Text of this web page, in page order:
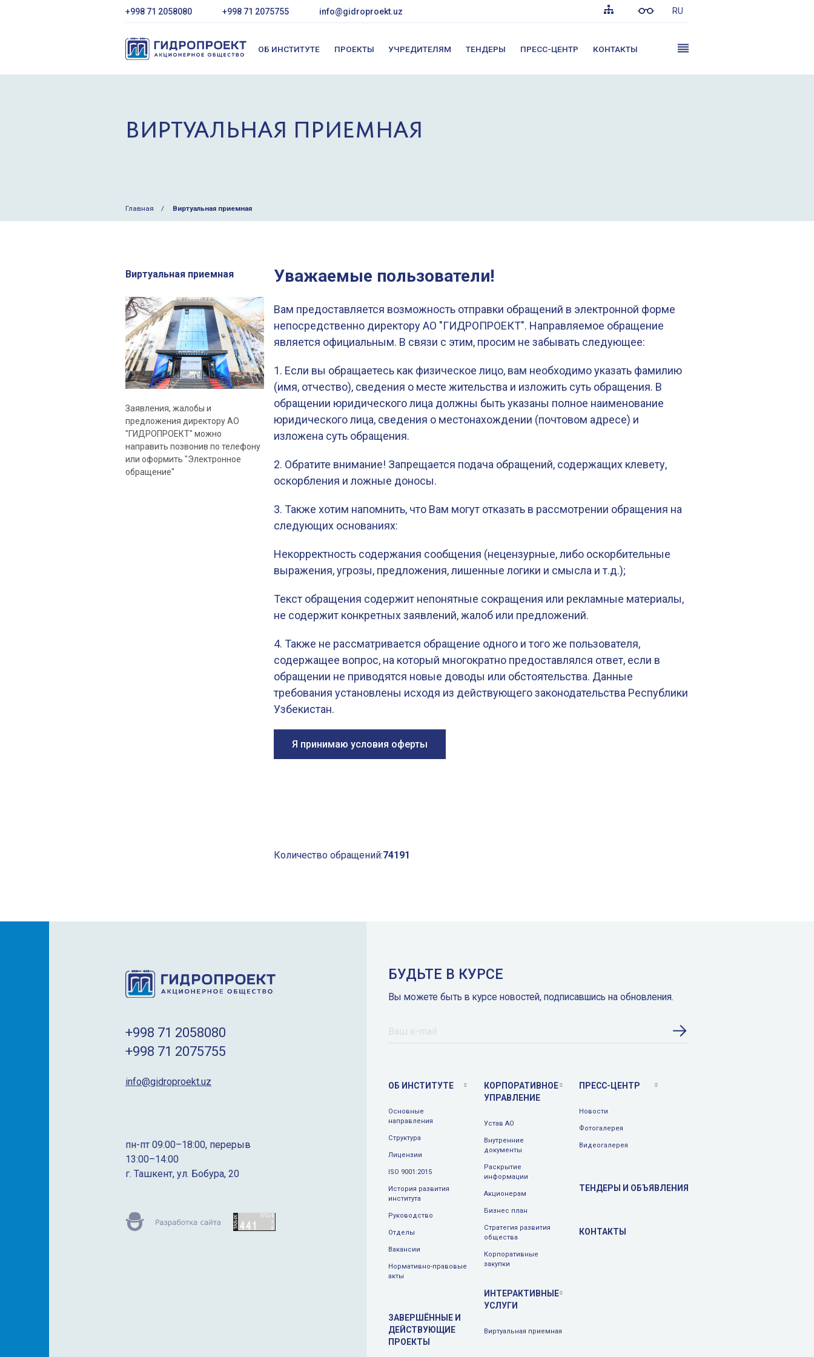
+998 71 2058080 +998 71 2075755 info@gidroproekt.uz RU
ОБ ИНСТИТУТЕ ПРОЕКТЫ УЧРЕДИТЕЛЯМ ТЕНДЕРЫ ПРЕСС-ЦЕНТР КОНТАКТЫ
ВИРТУАЛЬНАЯ ПРИЕМНАЯ
Главная Виртуальная приемная
Виртуальная приемная
Заявления, жалобы и
предложения директору АО
"ГИДРОПРОЕКТ" можно
направить позвонив по телефону
или оформить "Электронное
обращение"
Уважаемые пользователи!
Вам предоставляется возможность отправки обращений в электронной форме
непосредственно директору АО "ГИДРОПРОЕКТ". Направляемое обращение
является официальным. В связи с этим, просим не забывать следующее:
1. Если вы обращаетесь как физическое лицо, вам необходимо указать фамилию
(имя, отчество), сведения о месте жительства и изложить суть обращения. В
обращении юридического лица должны быть указаны полное наименование
юридического лица, сведения о местонахождении (почтовом адресе) и
изложена суть обращения.
2. Обратите внимание! Запрещается подача обращений, содержащих клевету,
оскорбления и ложные доносы.
3. Также хотим напомнить, что Вам могут отказать в рассмотрении обращения на
следующих основаниях:
Некорректность содержания сообщения (нецензурные, либо оскорбительные
выражения, угрозы, предложения, лишенные логики и смысла и т.д.);
Текст обращения содержит непонятные сокращения или рекламные материалы,
не содержит конкретных заявлений, жалоб или предложений.
4. Также не рассматривается обращение одного и того же пользователя,
содержащее вопрос, на который многократно предоставлялся ответ, если в
обращении не приводятся новые доводы или обстоятельства. Данные
требования установлены исходя из действующего законодательства Республики
Узбекистан.
Я принимаю условия оферты
Количество обращений:74191
+998 71 2058080
+998 71 2075755
info@gidroproekt.uz
пн-пт 09:00–18:00, перерыв
13:00–14:00
г. Ташкент, ул. Бобура, 20
БУДЬТЕ В КУРСЕ
Вы можете быть в курсе новостей, подписавшись на обновления.
ОБ ИНСТИТУТЕ
Основные
направления
Структура
Лицензии
ISO 9001:2015
История развития
института
Руководство
Отделы
Вакансии
Нормативно-правовые
акты
ЗАВЕРШЁННЫЕ И
ДЕЙСТВУЮЩИЕ
ПРОЕКТЫ
КОРПОРАТИВНОЕ
УПРАВЛЕНИЕ
Устав АО
Внутренние
документы
Раскрытие
информации
Aкционерам
Бизнес план
Стратегия развития
общества
Корпоративные
закупки
ИНТЕРАКТИВНЫЕ
УСЛУГИ
Виртуальная приемная
ПРЕСС-ЦЕНТР
Новости
Фотогалерея
Видеогалерея
ТЕНДЕРЫ И ОБЪЯВЛЕНИЯ
КОНТАКТЫ